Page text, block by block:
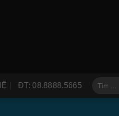
ĐT: 08.8888.5665